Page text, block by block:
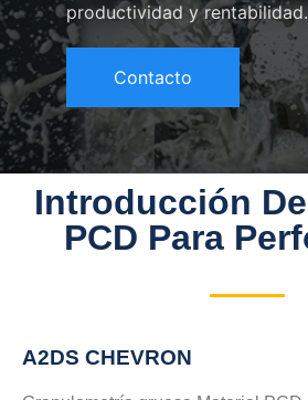
productividad y rentabilidad.
Contacto
Introducción
PCD Para
A2DS CHEVRON